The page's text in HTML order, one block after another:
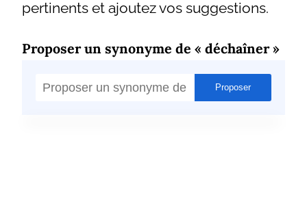
pertinents et ajoutez vos suggestions.
Proposer un synonyme de « déchaîner »